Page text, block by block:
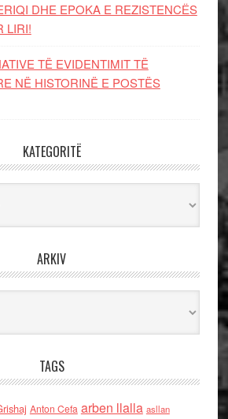
DHE EPOKA E REZISTENCЁS
LIRI!
TË EVIDENTIMIT TË
NË HISTORINË E POSTËS
KATEGORITË
ARKIV
TAGS
Anton Cefa arben llalla asllan